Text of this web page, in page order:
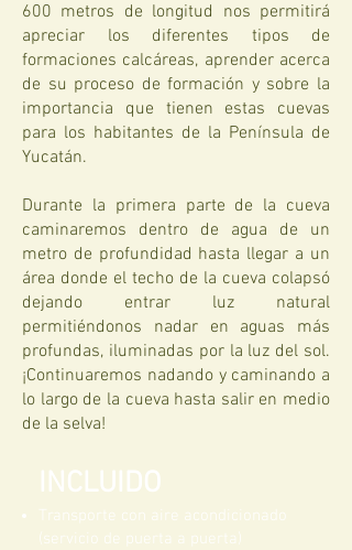
600 metros de longitud nos permitirá
apreciar los diferentes tipos de
formaciones calcáreas, aprender acerca
de su proceso de formación y sobre la
importancia que tienen estas cuevas
para los habitantes de la Península de
Yucatán.
Durante la primera parte de la cueva
caminaremos dentro de agua de un
metro de profundidad hasta llegar a un
área donde el techo de la cueva colapsó
dejando entrar luz natural
permitiéndonos nadar en aguas más
profundas, iluminadas por la luz del sol.
¡Continuaremos nadando y caminando a
lo largo de la cueva hasta salir en medio
de la selva!
INCLUIDO
Transporte con aire acondicionado
(servicio de puerta a puerta)